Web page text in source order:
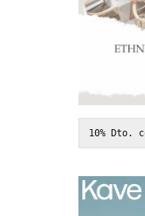
10% Dto.